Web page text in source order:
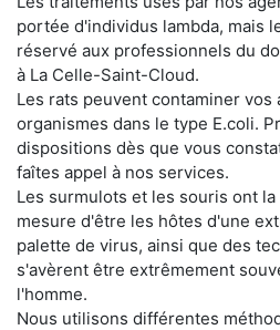
portée d'individus lambda, mais
réservé aux professionnels du
à La Celle-Saint-Cloud.
Les rats peuvent contaminer vos
organismes dans le type E.coli.
dispositions dès que vous
faîtes appel à nos services.
Les surmulots et les souris ont
mesure d'être les hôtes d'une
palette de virus, ainsi que des
s'avèrent être extrêmement
l'homme.
Nous utilisons différentes